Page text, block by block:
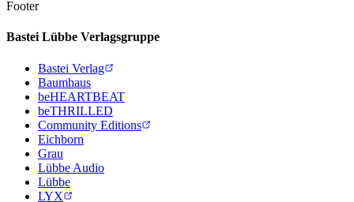
Footer
Bastei Lübbe Verlagsgruppe
Bastei Verlag
Baumhaus
beHEARTBEAT
beTHRILLED
Community Editions
Eichborn
Grau
Lübbe Audio
Lübbe
LYX